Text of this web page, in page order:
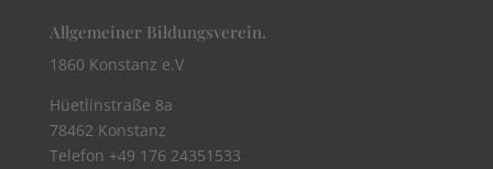
Allgemeiner Bildungsverein.
1860 Konstanz e.V
Hüetlinstraße 8a
78462 Konstanz
Telefon +49 176 24351533​